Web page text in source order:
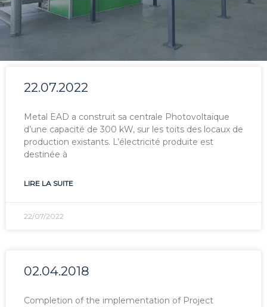
22.07.2022
Metal EAD a construit sa centrale Photovoltaïque
d’une capacité de 300 kW, sur les toits des locaux de
production existants. L’électricité produite est
destinée à
LIRE LA SUITE
22/07/2022
02.04.2018
Completion of the implementation of Project